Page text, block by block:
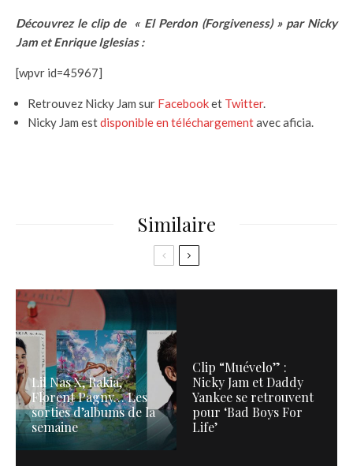
Découvrez le clip de « El Perdon (Forgiveness) » par Nicky
Jam et Enrique Iglesias :
[wpvr id=45967]
Retrouvez Nicky Jam sur Facebooket Twitter.
Nicky Jam estdisponible en téléchargementavec aficia.
Similaire
Lil Nas X, Rakia,
Florent Pagny… Les
sorties d’albums de la
semaine
Clip “Muévelo” :
Nicky Jam et Daddy
Yankee se retrouvent
pour ‘Bad Boys For
Life’